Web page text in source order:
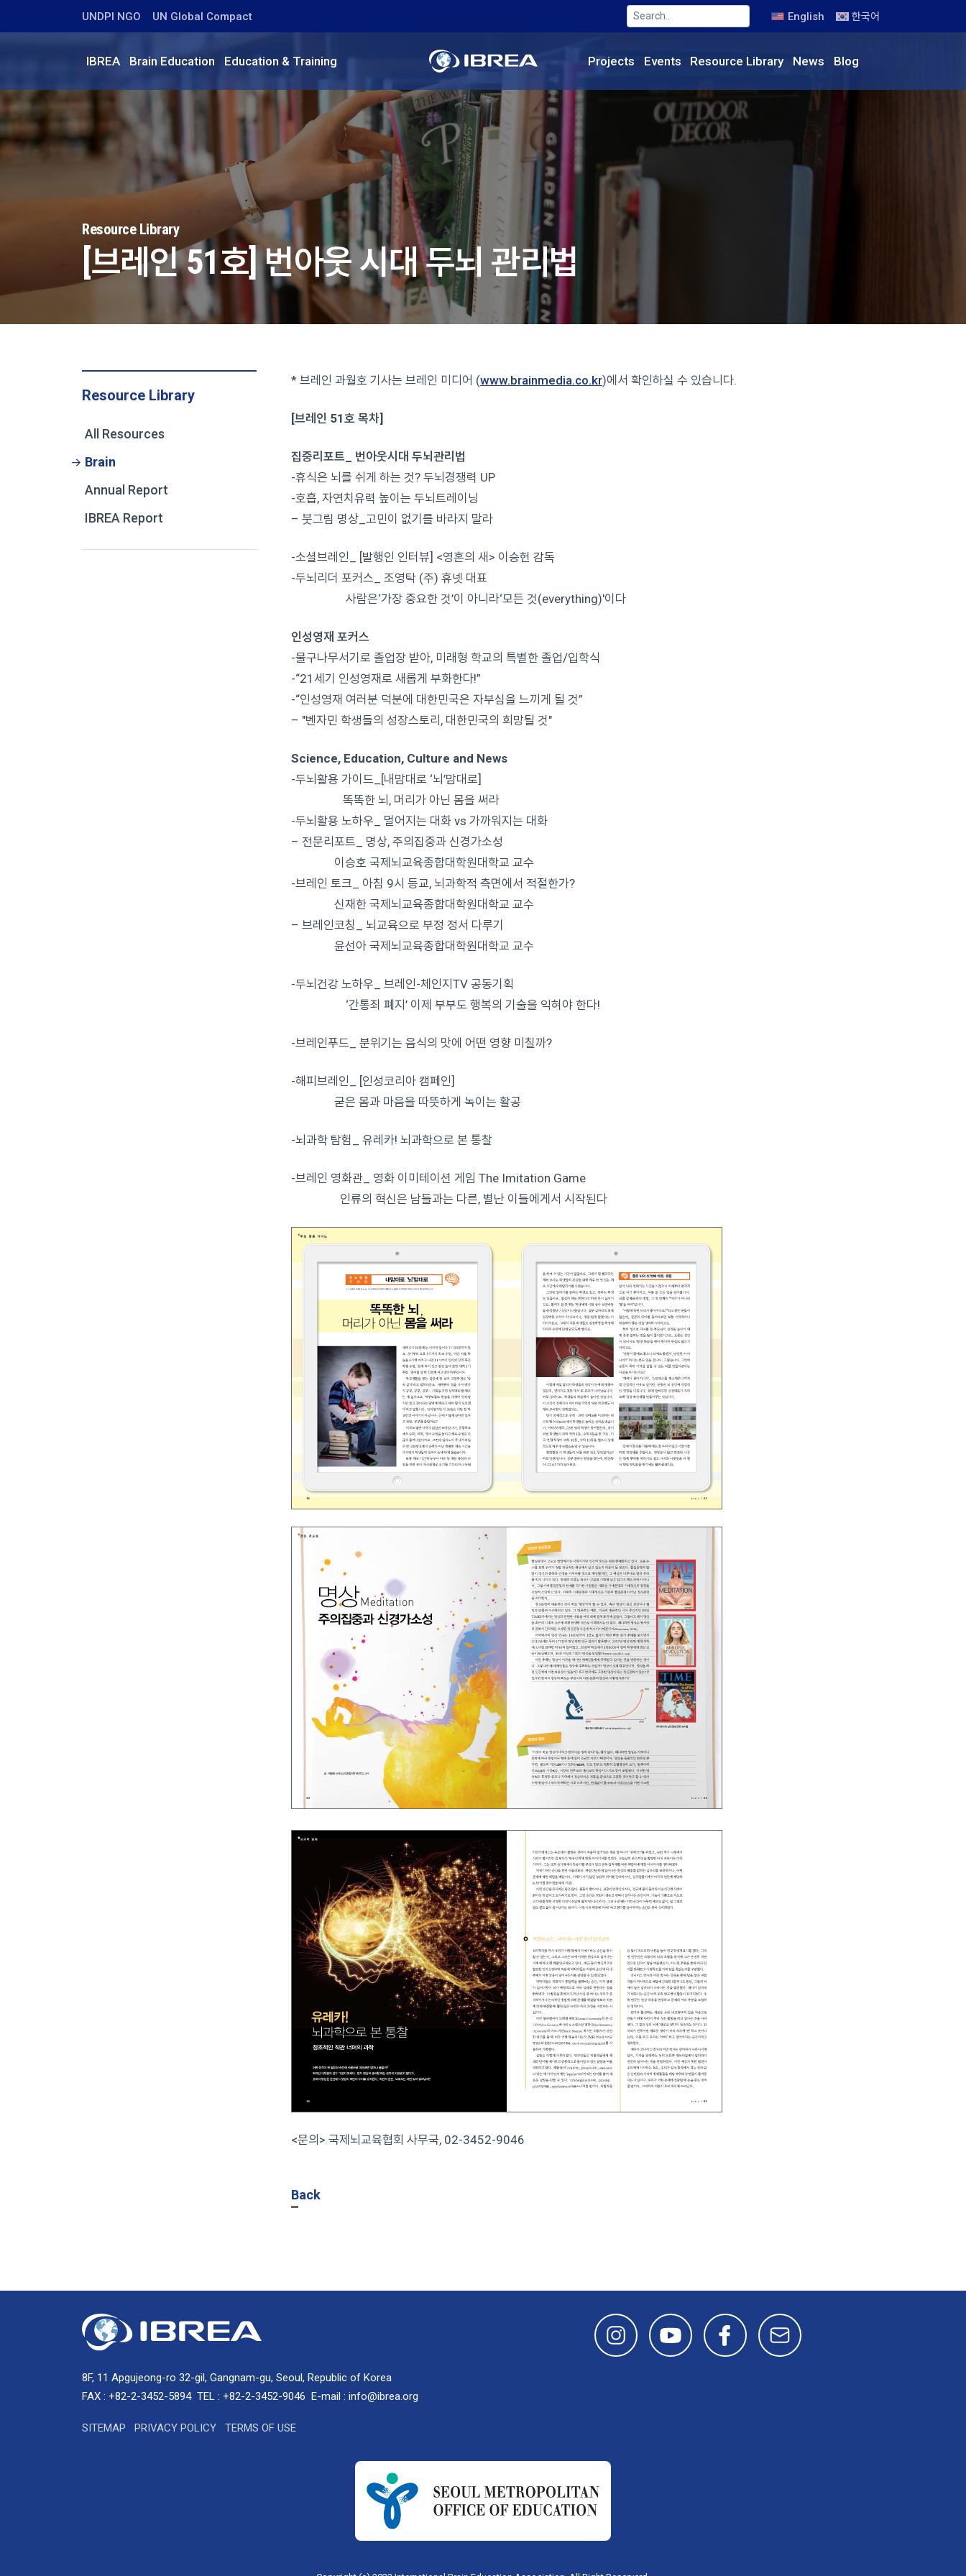
UNDPI NGO UN Global Compact English 한국어
IBREA Brain Education Education & Training Projects Events Resource Library News Blog
Resource Library
[브레인 51호] 번아웃 시대 두뇌 관리법
Resource Library
All Resources
Brain
Annual Report
IBREA Report
* 브레인 과월호 기사는 브레인 미디어 (www.brainmedia.co.kr)에서 확인하실 수 있습니다.
[브레인 51호 목차]
집중리포트_ 번아웃시대 두뇌관리법
-휴식은 뇌를 쉬게 하는 것? 두뇌경쟁력 UP
-호흡, 자연치유력 높이는 두뇌트레이닝
– 붓그림 명상_고민이 없기를 바라지 말라
-소셜브레인_ [발행인 인터뷰] <영혼의 새> 이승헌 감독
-두뇌리더 포커스_ 조영탁 (주) 휴넷 대표
사람은‘가장 중요한 것’이 아니라‘모든 것(everything)'이다
인성영재 포커스
-물구나무서기로 졸업장 받아, 미래형 학교의 특별한 졸업/입학식
-“21세기 인성영재로 새롭게 부화한다!”
-“인성영재 여러분 덕분에 대한민국은 자부심을 느끼게 될 것”
– "벤자민 학생들의 성장스토리, 대한민국의 희망될 것"
Science, Education, Culture and News
-두뇌활용 가이드_[내맘대로 ‘뇌’맘대로]
똑똑한 뇌, 머리가 아닌 몸을 써라
-두뇌활용 노하우_ 멀어지는 대화 vs 가까워지는 대화
– 전문리포트_ 명상, 주의집중과 신경가소성
이승호 국제뇌교육종합대학원대학교 교수
-브레인 토크_ 아침 9시 등교, 뇌과학적 측면에서 적절한가?
신재한 국제뇌교육종합대학원대학교 교수
– 브레인코칭_ 뇌교육으로 부정 정서 다루기
윤선아 국제뇌교육종합대학원대학교 교수
-두뇌건강 노하우_ 브레인-체인지TV 공동기획
‘간통죄 폐지’ 이제 부부도 행복의 기술을 익혀야 한다!
-브레인푸드_ 분위기는 음식의 맛에 어떤 영향 미칠까?
-해피브레인_ [인성코리아 캠페인]
굳은 몸과 마음을 따뜻하게 녹이는 활공
-뇌과학 탐험_ 유레카! 뇌과학으로 본 통찰
-브레인 영화관_ 영화 이미테이션 게임 The Imitation Game
인류의 혁신은 남들과는 다른, 별난 이들에게서 시작된다
<문의> 국제뇌교육협회 사무국, 02-3452-9046
Back
8F, 11 Apgujeong-ro 32-gil, Gangnam-gu, Seoul, Republic of Korea
FAX : +82-2-3452-5894 TEL : +82-2-3452-9046 E-mail : info@ibrea.org
SITEMAP PRIVACY POLICY TERMS OF USE